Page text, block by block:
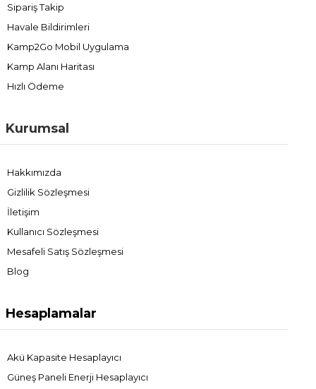
Sipariş Takip
Havale Bildirimleri
Kamp2Go Mobil Uygulama
Kamp Alanı Haritası
Hızlı Ödeme
Kurumsal
Hakkımızda
Gizlilik Sözleşmesi
İletişim
Kullanıcı Sözleşmesi
Mesafeli Satış Sözleşmesi
Blog
Hesaplamalar
Akü Kapasite Hesaplayıcı
Güneş Paneli Enerji Hesaplayıcı